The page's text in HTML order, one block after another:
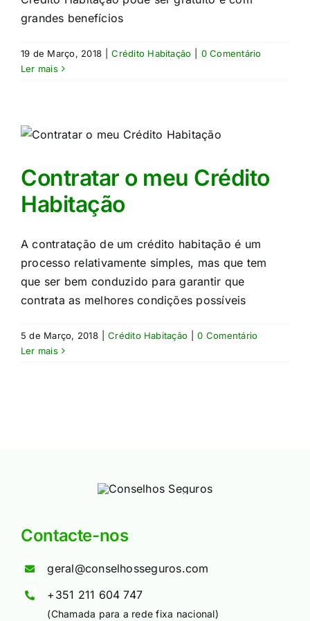
grandes benefícios
19 de Março, 2018 Crédito Habitação
0 Comentário
Ler mais
Contratar o meu Crédito
Habitação
A contratação de um crédito habitação é um
processo relativamente simples, mas que tem
que ser bem conduzido para garantir que
contrata as melhores condições possíveis
5 de Março, 2018 Crédito Habitação
0 Comentário
Ler mais
Contacte-nos
geral@conselhosseguros.com
+351 211 604 747
(Chamada para a rede fixa nacional)